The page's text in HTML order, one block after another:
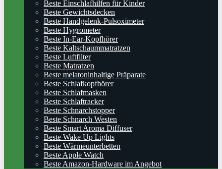
Beste Einschlafhilfen für Kinder
Beste Gewichtsdecken
Beste Handgelenk-Pulsoximeter
Beste Hygrometer
Beste In-Ear-Kopfhörer
Beste Kaltschaummatratzen
Beste Luftfilter
Beste Matratzen
Beste melatoninhaltige Präparate
Beste Schlafkopfhörer
Beste Schlafmasken
Beste Schlaftracker
Beste Schnarchstopper
Beste Schnarch Westen
Beste Smart Aroma Diffuser
Beste Wake Up Lights
Beste Wärmeunterbetten
Beste Apple Watch
Beste Amazon-Hardware im Angebot